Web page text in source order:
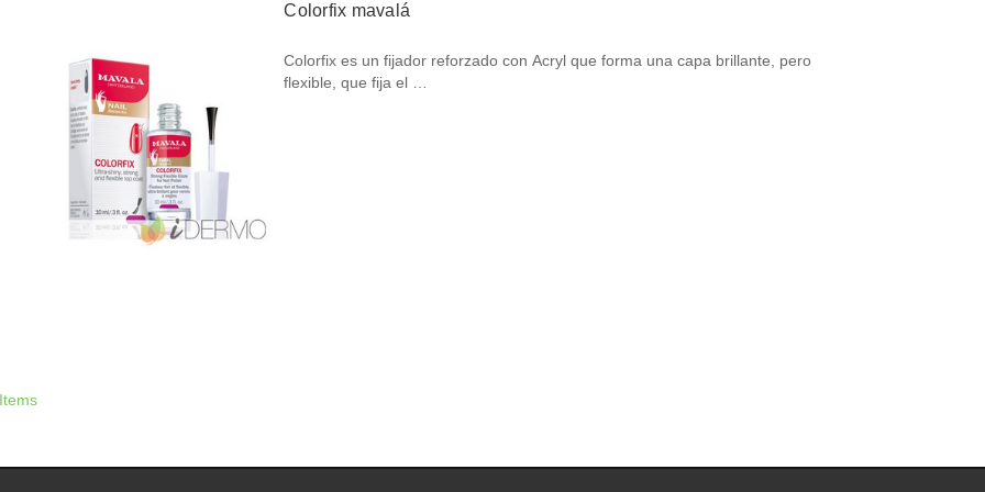
Colorfix mavalá
Colorfix es un fijador reforzado con Acryl que forma una capa brillante, pero
flexible, que fija el …